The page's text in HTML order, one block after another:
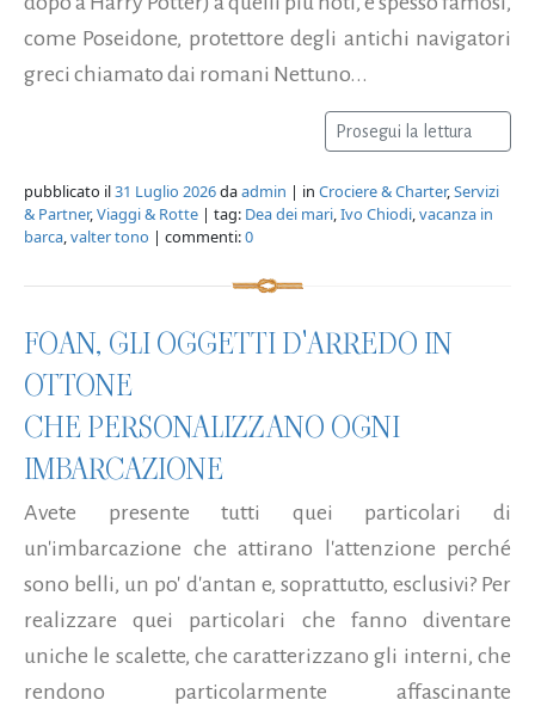
come Poseidone, protettore degli antichi navigatori
greci chiamato dai romani Nettuno...
Prosegui la lettura
pubblicato il31 Luglio 2026daadmin | in Crociere & Charter,Servizi
& Partner,Viaggi & Rotte | tag: Dea dei mari,Ivo Chiodi,vacanza in
barca,valter tono | commenti:0
FOAN, GLI OGGETTI D'ARREDO IN
OTTONE
CHE PERSONALIZZANO OGNI
IMBARCAZIONE
Avete presente tutti quei particolari di
un'imbarcazione che attirano l'attenzione perché
sono belli, un po' d'antan e, soprattutto, esclusivi? Per
realizzare quei particolari che fanno diventare
uniche le scalette, che caratterizzano gli interni, che
rendono particolarmente affascinante